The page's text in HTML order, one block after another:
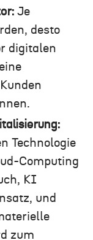
Je
desto
digitalen
Technologie
Computing
KI
und
zum